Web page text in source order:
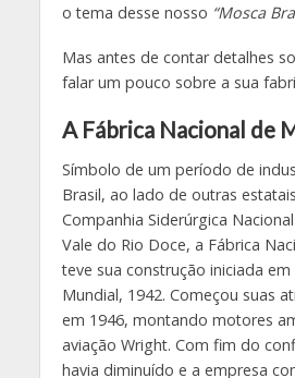
o tema desse nosso “Mosca
Mas antes de contar detalhes
falar um pouco sobre a sua
A Fábrica Nacional de
Símbolo de um período de
Brasil, ao lado de outras
Companhia Siderúrgica
Vale do Rio Doce, a Fábrica
teve sua construção iniciada em
Mundial, 1942. Começou suas
em 1946, montando motores
aviação Wright. Com fim do
havia diminuído e a empresa